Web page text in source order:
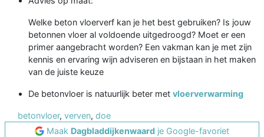
Welke beton vloerverf kan je het best gebruiken? Is jouw
betonnen vloer al voldoende uitgedroogd? Moet er een
primer aangebracht worden? Een vakman kan je met zijn
kennis en ervaring wijn adviseren en bijstaan in het maken
van de juiste keuze
De betonvloer is natuurlijk beter met vloerverwarming
betonvloer, verven, doe
Maak Dagbladdijkenwaard je Google-favoriet